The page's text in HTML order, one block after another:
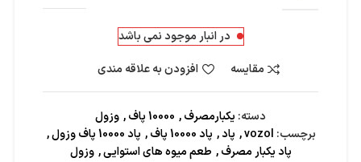
در انبار موجود نمی باشد
مقایسه
افزودن به علاقه مندی
دسته: یکبارمصرف, 10000 پاف , وزول
برچسب: vozol
, پاد, پاد 10000 پاف , پاد 10000 پاف وزول
,
پاد یکبار مصرف, طعم میوه های استوایی, وزول